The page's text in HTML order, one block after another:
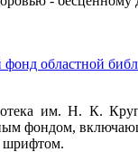
областной
им. Н. К.
фондом,
шрифтом.